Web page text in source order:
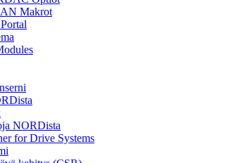
Makrot
NORDista
for Drive Systems